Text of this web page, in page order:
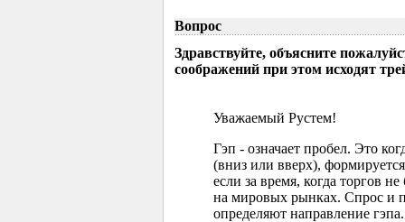
Вопрос
Здравствуйте, объясните
соображений при этом исходят
Уважаемый Рустем!
Гэп - означает пробел. Это
(вниз или вверх),
если за время, когда торгов
на мировых рынках. Спрос и
определяют направление гэпа.